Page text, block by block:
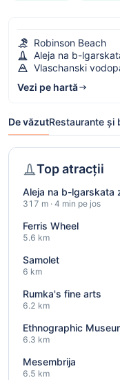
Robinson Beach
Aleja na b-
Vlaschanski
Vezi pe hartă
De văzutRestaurante și
Top atracții
Aleja na b-lgarskata
317 m · 4 min pe jos
Ferris Wheel
5.6 km
Samolet
6 km
Rumka's fine arts
6.2 km
Ethnographic
6.3 km
Mesembrija
6.5 km